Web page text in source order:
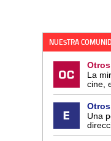
NUESTRA
La
cine,
Una